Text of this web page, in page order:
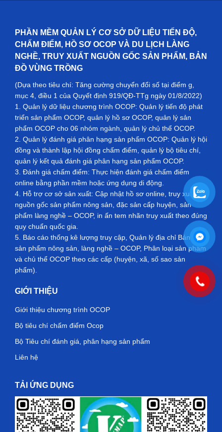
PHẦN MỀM QUẢN LÝ CƠ SỞ DỮ LIỆU TIẾN ĐỘ,
CHẤM ĐIỂM, HỒ SƠ OCOP VÀ DU LỊCH LÀNG
NGHỀ, TRUY XUẤT NGUỒN GỐC SẢN PHẨM, BẢN
ĐỒ VÙNG TRỒNG
(Dựa theo tiêu chí: Tăng cường chuyển đổi số tại điểm g,
mục 4, điều 1 của Quyết định 919/QĐ-TTg ngày 01/8/2022)
1. Quản lý dữ liệu chương trình OCOP: Quản lý tiến độ phát
triển sản phẩm OCOP, quản lý hồ sơ OCOP, quản lý sản
phẩm OCOP cho 06 nhóm ngành, quản lý chủ thể OCOP.
2. Quản lý đánh giá phân hạng sản phẩm OCOP: Quản lý hội
đồng và thành lập hội đồng chấm điểm, quản lý bộ tiêu chí,
quản lý kết quả đánh giá phân hạng sản phẩm OCOP.
3. Đánh giá chấm điểm: Thực hiện đánh giá chấm điểm
online bằng phần mềm hoặc ứng dụng di động.
4. Hỗ trợ cơ sở sản xuất: Cập nhật hồ sơ online, truy xuất
nguồn gốc sản phẩm nông sản, đặc sản cấp huyện, sản
phẩm làng nghề – OCOP, in ấn tem nhãn truy xuất theo đúng
quy chuẩn quốc gia.
5. Báo cáo thống kê lượng truy cập, Quản lý địa chỉ Bản đồ
sản phẩm nông sản, làng nghề – OCOP, Phân loại sản phẩm
và chủ thể OCOP theo các cấp (huyện, xã, số sao sản
phẩm).
GIỚI THIỆU
Giới thiệu chương trình OCOP
Bộ tiêu chí chấm điểm Ocop
Bộ Tiêu chí đánh giá, phân hạng sản phẩm
Liên hệ
TẢI ỨNG DỤNG